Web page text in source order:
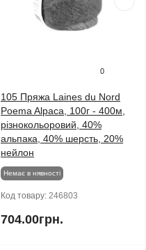
0
105 Пряжа Laines du Nord
Poema Alpaca, 100г - 400м,
різнокольоровий, 40%
альпака, 40% шерсть, 20%
нейлон
Немає в нявності
Код товару: 246803
704.00грн.